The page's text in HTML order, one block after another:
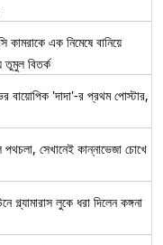
এক নিমেষে বানিয়ে
তুমুল বিতর্ক
'দাদা'-র প্রথম পোস্টার,
সেখানেই কান্নাভেজা চোখে
লুকে ধরা দিলেন কঙ্গনা